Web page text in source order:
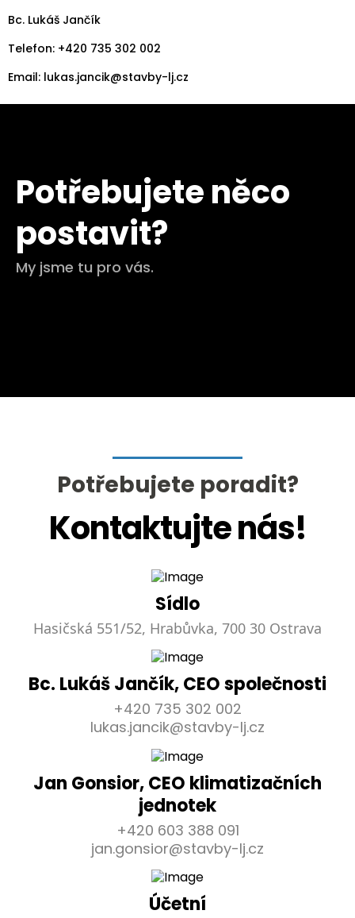
Bc. Lukáš Jančík
Telefon: +420 735 302 002
Email: lukas.jancik@stavby-lj.cz
Potřebujete něco
postavit?
My jsme tu pro vás.
Potřebujete poradit?
Kontaktujte nás!
Sídlo
Hasičská 551/52, Hrabůvka, 700 30 Ostrava
Bc. Lukáš Jančík, CEO společnosti
+420 735 302 002
lukas.jancik@stavby-lj.cz
Jan Gonsior, CEO klimatizačních
jednotek
+420 603 388 091
jan.gonsior@stavby-lj.cz
Účetní